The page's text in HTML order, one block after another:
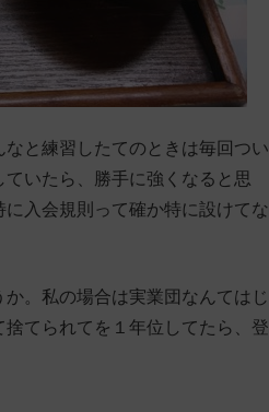
と練習したてのときは毎回つい
いたら、勝手に強くなると思
入会規則って確か特に設けてな
。私の場合は実業団なんてはじ
てられてを１年位してたら、登